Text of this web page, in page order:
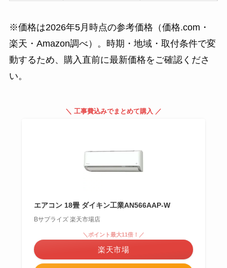
※価格は2026年5月時点の参考価格（価格.com・
楽天・Amazon調べ）。時期・地域・取付条件で変
動するため、購入直前に最新価格をご確認くださ
い。
＼ 工事費込みでまとめて購入 ／
エアコン 18畳 ダイキン工業AN566AAP-W
Bサプライズ 楽天市場店
＼ポイント最大11倍！／
楽天市場